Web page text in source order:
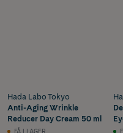
Hada Labo Tokyo
Anti-Aging Wrinkle
Reducer Day Cream 50 ml
FÅ I LAGER
15